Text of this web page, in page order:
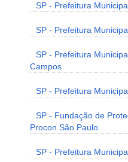
SP - Prefeitura
SP - Prefeitura
SP - Prefeitura
Campos
SP - Prefeitura
SP - Fundação de
Procon São Paulo
SP - Prefeitura